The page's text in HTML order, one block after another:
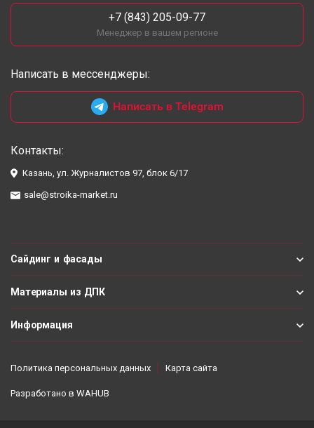
+7 (843) 205-09-77
Менеджер в вашем регионе
Написать в мессенджеры:
Написать в Telegram
Контакты:
Казань, ул. Журналистов 97, блок 6/17
sale@stroika-market.ru
Сайдинг и фасады
Материалы из ДПК
Информация
Политика персональных данных Карта сайта
Разработано в WAHUB